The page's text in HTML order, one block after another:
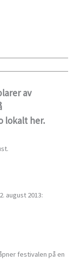
av
lokalt her.
august 2013:
festivalen på en